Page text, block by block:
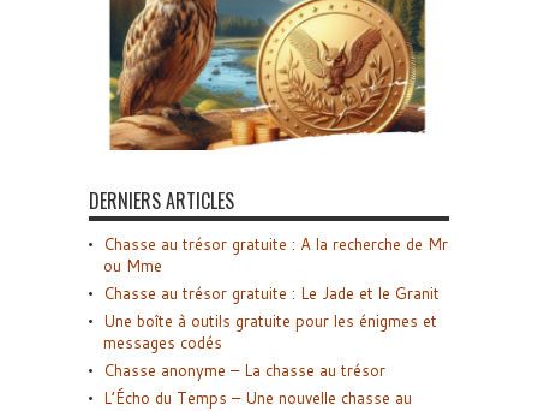
DERNIERS ARTICLES
Chasse au trésor gratuite : A la recherche de Mr
ou Mme
Chasse au trésor gratuite : Le Jade et le Granit
Une boîte à outils gratuite pour les énigmes et
messages codés
Chasse anonyme – La chasse au trésor
L’Écho du Temps – Une nouvelle chasse au